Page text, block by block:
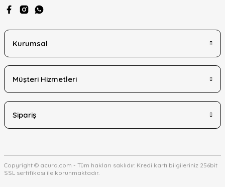
Kurumsal
Müşteri Hizmetleri
Sipariş
Copyright © acura.com - Tüm hakları saklıdır. Kredi kartı bilgileriniz 256bit
SSL sertifikası ile korunmaktadır.